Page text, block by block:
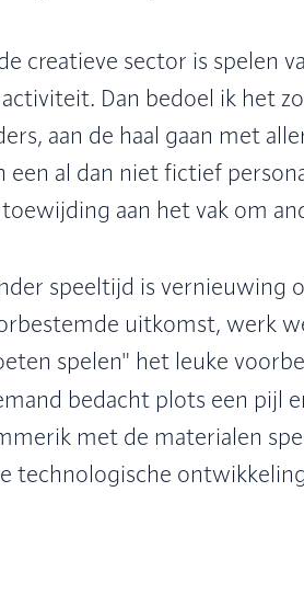
de creatieve sector is spelen
Dan bedoel ik het
aan de haal gaan met
een al dan niet fictief
aan het vak om
speeltijd is vernieuwing
uitkomst, werk
spelen" het leuke
bedacht plots een pijl
met de materialen
technologische